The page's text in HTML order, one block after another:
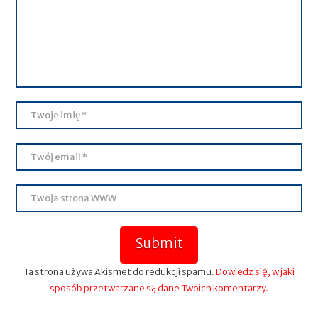
Submit
Ta strona używa Akismet do redukcji spamu.Dowiedz się, w jaki
sposób przetwarzane są dane Twoich komentarzy.